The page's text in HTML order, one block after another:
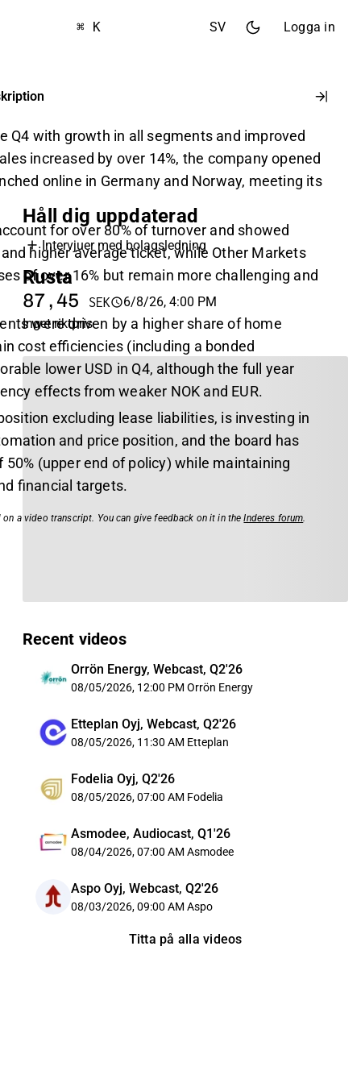
⌘ K SV Logga in
Q4 with growth in all segments and improved
increased by over 14%, the company opened
online in Germany and Norway, meeting its
for over 80% of turnover and showed
higher average ticket, while Other Markets
of over 16% but remain more challenging and
were driven by a higher share of home
cost efficiencies (including a bonded
lower USD in Q4, although the full year
effects from weaker NOK and EUR.
excluding lease liabilities, is investing in
and price position, and the board has
50% (upper end of policy) while maintaining
financial targets.
a video transcript. You can give feedback on it in theInderes forum.
Håll dig uppdaterad
Intervjuer med bolagsledning
Rusta
87,45 SEK
6/8/26, 4:00 PM
Inget riktpris
Recent videos
Orrön Energy, Webcast, Q2'26
08/05/2026, 12:00 PM Orrön Energy
Etteplan Oyj, Webcast, Q2'26
08/05/2026, 11:30 AM Etteplan
Fodelia Oyj, Q2'26
08/05/2026, 07:00 AM Fodelia
Asmodee, Audiocast, Q1'26
08/04/2026, 07:00 AM Asmodee
Aspo Oyj, Webcast, Q2'26
08/03/2026, 09:00 AM Aspo
Titta på alla videos